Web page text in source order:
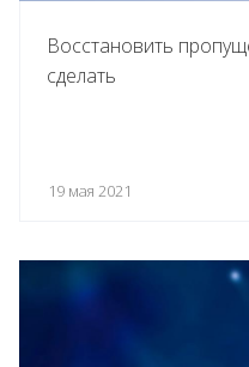
Восстановить
сделать
19 мая 2021